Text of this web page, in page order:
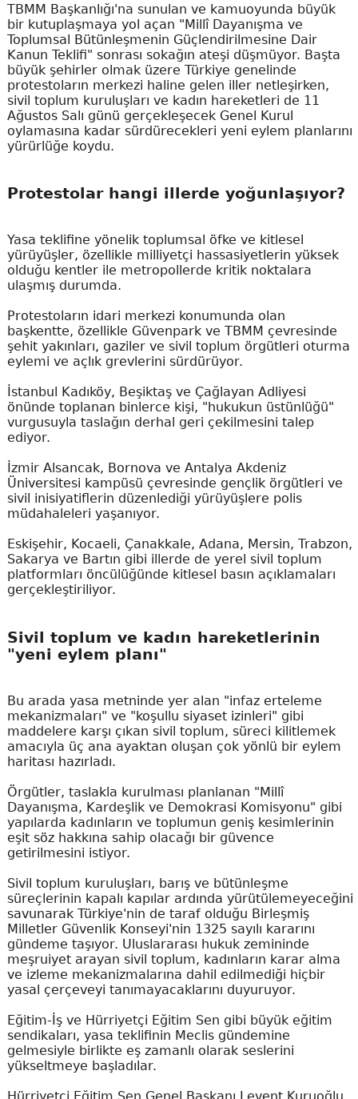
TBMM Başkanlığı'na sunulan ve kamuoyunda büyük
bir kutuplaşmaya yol açan "Millî Dayanışma ve
Toplumsal Bütünleşmenin Güçlendirilmesine Dair
Kanun Teklifi" sonrası sokağın ateşi düşmüyor. Başta
büyük şehirler olmak üzere Türkiye genelinde
protestoların merkezi haline gelen iller netleşirken,
sivil toplum kuruluşları ve kadın hareketleri de 11
Ağustos Salı günü gerçekleşecek Genel Kurul
oylamasına kadar sürdürecekleri yeni eylem planlarını
yürürlüğe koydu.
Protestolar hangi illerde yoğunlaşıyor?
Yasa teklifine yönelik toplumsal öfke ve kitlesel
yürüyüşler, özellikle milliyetçi hassasiyetlerin yüksek
olduğu kentler ile metropollerde kritik noktalara
ulaşmış durumda.
Protestoların idari merkezi konumunda olan
başkentte, özellikle Güvenpark ve TBMM çevresinde
şehit yakınları, gaziler ve sivil toplum örgütleri oturma
eylemi ve açlık grevlerini sürdürüyor.
İstanbul Kadıköy, Beşiktaş ve Çağlayan Adliyesi
önünde toplanan binlerce kişi, "hukukun üstünlüğü"
vurgusuyla taslağın derhal geri çekilmesini talep
ediyor.
İzmir Alsancak, Bornova ve Antalya Akdeniz
Üniversitesi kampüsü çevresinde gençlik örgütleri ve
sivil inisiyatiflerin düzenlediği yürüyüşlere polis
müdahaleleri yaşanıyor.
Eskişehir, Kocaeli, Çanakkale, Adana, Mersin, Trabzon,
Sakarya ve Bartın gibi illerde de yerel sivil toplum
platformları öncülüğünde kitlesel basın açıklamaları
gerçekleştiriliyor.
Sivil toplum ve kadın hareketlerinin
"yeni eylem planı"
Bu arada yasa metninde yer alan "infaz erteleme
mekanizmaları" ve "koşullu siyaset izinleri" gibi
maddelere karşı çıkan sivil toplum, süreci kilitlemek
amacıyla üç ana ayaktan oluşan çok yönlü bir eylem
haritası hazırladı.
Örgütler, taslakla kurulması planlanan "Millî
Dayanışma, Kardeşlik ve Demokrasi Komisyonu" gibi
yapılarda kadınların ve toplumun geniş kesimlerinin
eşit söz hakkına sahip olacağı bir güvence
getirilmesini istiyor.
Sivil toplum kuruluşları, barış ve bütünleşme
süreçlerinin kapalı kapılar ardında yürütülemeyeceğini
savunarak Türkiye'nin de taraf olduğu Birleşmiş
Milletler Güvenlik Konseyi'nin 1325 sayılı kararını
gündeme taşıyor. Uluslararası hukuk zemininde
meşruiyet arayan sivil toplum, kadınların karar alma
ve izleme mekanizmalarına dahil edilmediği hiçbir
yasal çerçeveyi tanımayacaklarını duyuruyor.
Eğitim-İş ve Hürriyetçi Eğitim Sen gibi büyük eğitim
sendikaları, yasa teklifinin Meclis gündemine
gelmesiyle birlikte eş zamanlı olarak seslerini
yükseltmeye başladılar.
Hürriyetçi Eğitim Sen Genel Başkanı Levent Kuruoğlu,